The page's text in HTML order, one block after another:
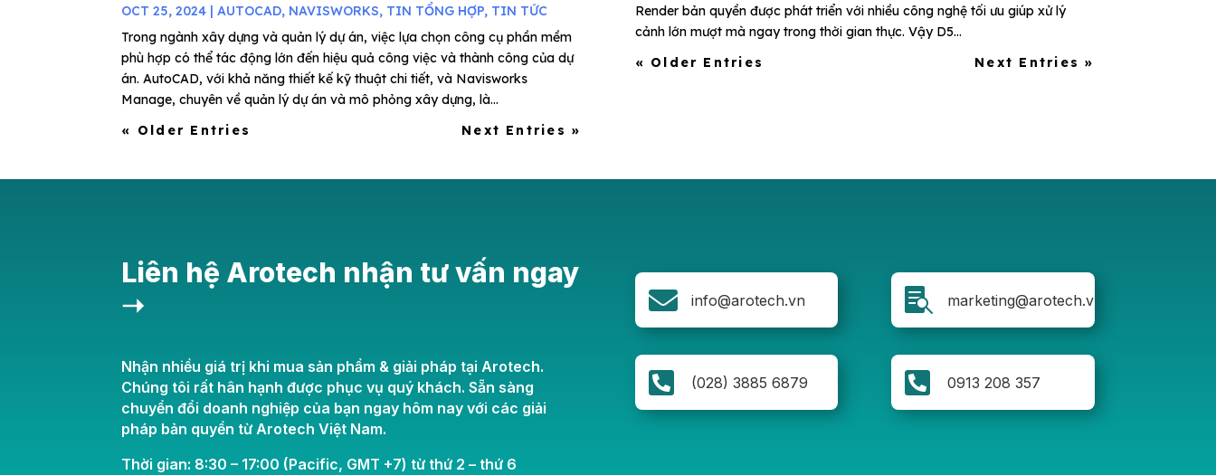
OCT 25, 2024 |AUTOCAD, NAVISWORKS, TIN TỔNG HỢP, TIN TỨC
Trong ngành xây dựng và quản lý dự án, việc lựa chọn công cụ phần mềm
phù hợp có thể tác động lớn đến hiệu quả công việc và thành công của dự
án. AutoCAD, với khả năng thiết kế kỹ thuật chi tiết, và Navisworks
Manage, chuyên về quản lý dự án và mô phỏng xây dựng, là...
« Older Entries
Next Entries »
Render bản quyền được phát triển với nhiều công nghệ tối ưu giúp xử lý
cảnh lớn mượt mà ngay trong thời gian thực. Vậy D5...
« Older Entries
Next Entries »
Liên hệ Arotech nhận tư vấn ngay
➝
Nhận nhiều giá trị khi mua sản phẩm & giải pháp tại Arotech.
Chúng tôi rất hân hạnh được phục vụ quý khách. Sẵn sàng
chuyển đổi doanh nghiệp của bạn ngay hôm nay với các giải
pháp bản quyền từ Arotech Việt Nam.
Thời gian: 8:30 – 17:00 (Pacific, GMT +7) từ thứ 2 – thứ 6
 info@arotech.vn
 (028) 3885 6879
 marketing@arotech.vn
 0913 208 357